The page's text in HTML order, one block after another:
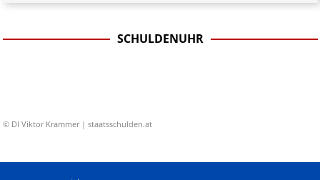
SCHULDENUHR
© DI Viktor Krammer | staatsschulden.at